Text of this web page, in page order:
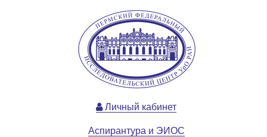
Личный кабинет
Аспирантура и ЭИОС